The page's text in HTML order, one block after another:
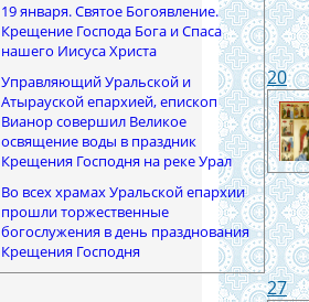
19 января. Святое Богоявление.
Крещение Господа Бога и Спаса
нашего Иисуса Христа
Управляющий Уральской и
Атырауской епархией, епископ
Вианор совершил Великое
освящение воды в праздник
Крещения Господня на реке Урал
Во всех храмах Уральской епархии
прошли торжественные
богослужения в день празднования
Крещения Господня
20
27